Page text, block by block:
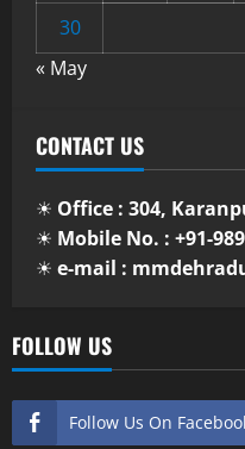
30
« May
CONTACT US
☀ Office : 304,
☀ Mobile No. : +91-
☀ e-mail :
FOLLOW US
Follow Us On